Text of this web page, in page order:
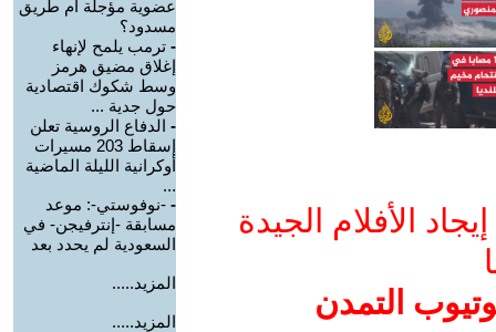
الأفلام الجيدة
التمدن
عضوية مؤجلة أم طريق
مسدود؟
- ترمب يلمح لإنهاء
إغلاق مضيق هرمز
وسط شكوك اقتصادية
حول جدية ...
- الدفاع الروسية تعلن
إسقاط 203 مسيرات
أوكرانية الليلة الماضية
...
- -نوفوستي-: موعد
مسابقة -إنترفيجن- في
السعودية لم يحدد بعد
المزيد.....
المزيد.....